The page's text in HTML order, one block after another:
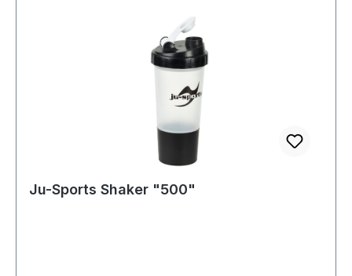
Ju-Sports Shaker "500"